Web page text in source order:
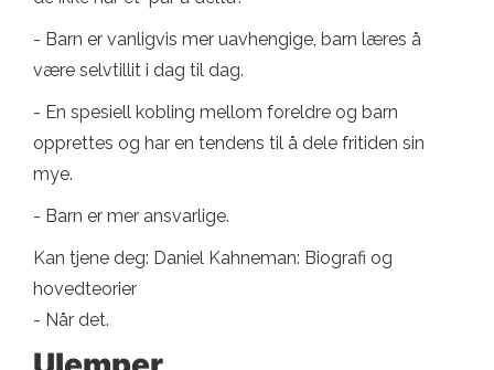
- Barn er vanligvis mer uavhengige, barn læres å
være selvtillit i dag til dag.
- En spesiell kobling mellom foreldre og barn
opprettes og har en tendens til å dele fritiden sin
mye.
- Barn er mer ansvarlige.
Kan tjene deg: Daniel Kahneman: Biografi og
hovedteorier
- Når det.